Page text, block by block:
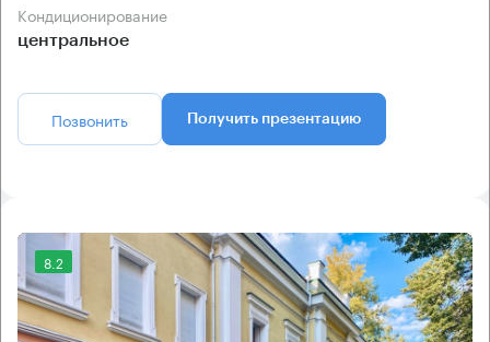
Кондиционирование
центральное
Позвонить Получить презентацию
8.2